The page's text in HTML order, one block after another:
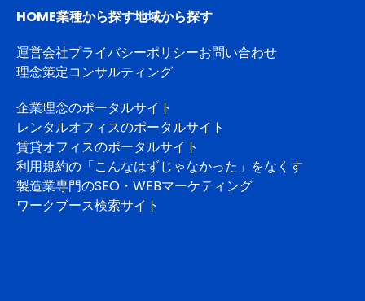
HOME業種から探す地域から探す
運営会社プライバシーポリシーお問い合わせ
理念策定コンサルティング
企業理念のポータルサイト
レンタルオフィスのポータルサイト
賃貸オフィスのポータルサイト
利用規約の「こんなはずじゃなかった」をなくす
製造業専門のSEO・WEBマーケティング
ワークブース検索サイト